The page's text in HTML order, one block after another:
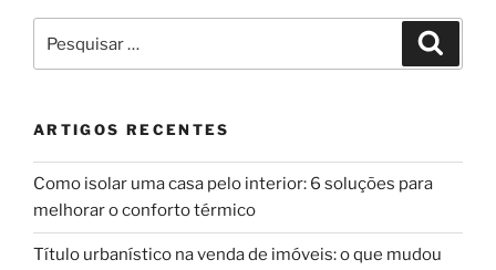
por:
ARTIGOS RECENTES
Como isolar uma casa pelo interior: 6 soluções para
melhorar o conforto térmico
Título urbanístico na venda de imóveis: o que mudou